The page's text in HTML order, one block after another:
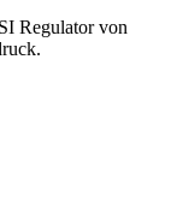
Regulator von